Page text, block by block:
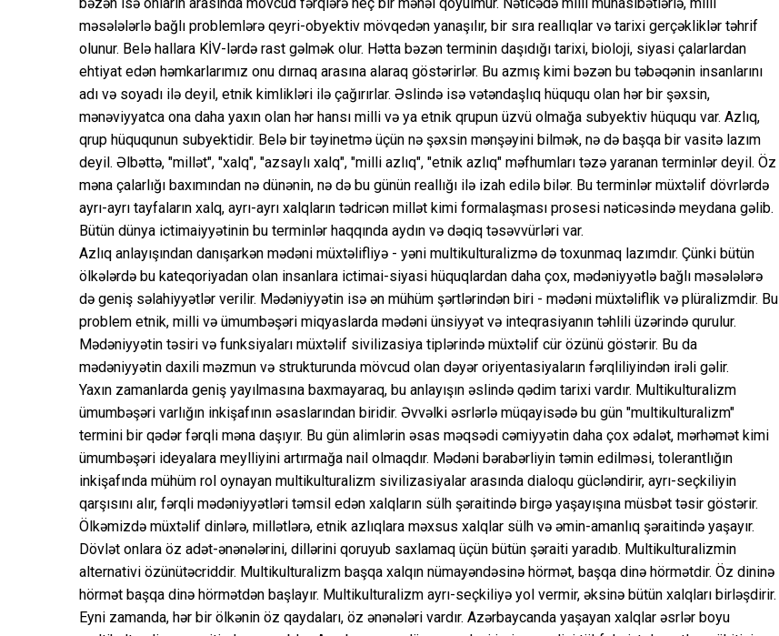
məsələlərlə bağlı problemlərə qeyri-obyektiv mövqedən yanaşılır, bir sıra reallıqlar və tarixi gerçəkliklər təhrif
olunur. Belə hallara KİV-lərdə rast gəlmək olur. Hətta bəzən terminin daşıdığı tarixi, bioloji, siyasi çalarlardan
ehtiyat edən həmkarlarımız onu dırnaq arasına alaraq göstərirlər. Bu azmış kimi bəzən bu təbəqənin insanlarını
adı və soyadı ilə deyil, etnik kimlikləri ilə çağırırlar. Əslində isə vətəndaşlıq hüququ olan hər bir şəxsin,
mənəviyyatca ona daha yaxın olan hər hansı milli və ya etnik qrupun üzvü olmağa subyektiv hüququ var. Azlıq,
qrup hüququnun subyektidir. Belə bir təyinetmə üçün nə şəxsin mənşəyini bilmək, nə də başqa bir vasitə lazım
deyil. Əlbəttə, "millət", "xalq", "azsaylı xalq", "milli azlıq", "etnik azlıq" məfhumları təzə yaranan terminlər deyil. Öz
məna çalarlığı baxımından nə dünənin, nə də bu günün reallığı ilə izah edilə bilər. Bu terminlər müxtəlif dövrlərdə
ayrı-ayrı tayfaların xalq, ayrı-ayrı xalqların tədricən millət kimi formalaşması prosesi nəticəsində meydana gəlib.
Bütün dünya ictimaiyyətinin bu terminlər haqqında aydın və dəqiq təsəvvürləri var.
Azlıq anlayışından danışarkən mədəni müxtəlifliyə - yəni multikulturalizmə də toxunmaq lazımdır. Çünki bütün
ölkələrdə bu kateqoriyadan olan insanlara ictimai-siyasi hüquqlardan daha çox, mədəniyyətlə bağlı məsələlərə
də geniş səlahiyyətlər verilir. Mədəniyyətin isə ən mühüm şərtlərindən biri - mədəni müxtəliflik və plüralizmdir. Bu
problem etnik, milli və ümumbəşəri miqyaslarda mədəni ünsiyyət və inteqrasiyanın təhlili üzərində qurulur.
Mədəniyyətin təsiri və funksiyaları müxtəlif sivilizasiya tiplərində müxtəlif cür özünü göstərir. Bu da
mədəniyyətin daxili məzmun və strukturunda mövcud olan dəyər oriyentasiyaların fərqliliyindən irəli gəlir.
Yaxın zamanlarda geniş yayılmasına baxmayaraq, bu anlayışın əslində qədim tarixi vardır. Multikulturalizm
ümumbəşəri varlığın inkişafının əsaslarından biridir. Əvvəlki əsrlərlə müqayisədə bu gün "multikulturalizm"
termini bir qədər fərqli məna daşıyır. Bu gün alimlərin əsas məqsədi cəmiyyətin daha çox ədalət, mərhəmət kimi
ümumbəşəri ideyalara meylliyini artırmağa nail olmaqdır. Mədəni bərabərliyin təmin edilməsi, tolerantlığın
inkişafında mühüm rol oynayan multikulturalizm sivilizasiyalar arasında dialoqu gücləndirir, ayrı-seçkiliyin
qarşısını alır, fərqli mədəniyyətləri təmsil edən xalqların sülh şəraitində birgə yaşayışına müsbət təsir göstərir.
Ölkəmizdə müxtəlif dinlərə, millətlərə, etnik azlıqlara məxsus xalqlar sülh və əmin-amanlıq şəraitində yaşayır.
Dövlət onlara öz adət-ənənələrini, dillərini qoruyub saxlamaq üçün bütün şəraiti yaradıb. Multikulturalizmin
alternativi özünütəcriddir. Multikulturalizm başqa xalqın nümayəndəsinə hörmət, başqa dinə hörmətdir. Öz dininə
hörmət başqa dinə hörmətdən başlayır. Multikulturalizm ayrı-seçkiliyə yol vermir, əksinə bütün xalqları birləşdirir.
Eyni zamanda, hər bir ölkənin öz qaydaları, öz ənənələri vardır. Azərbaycanda yaşayan xalqlar əsrlər boyu